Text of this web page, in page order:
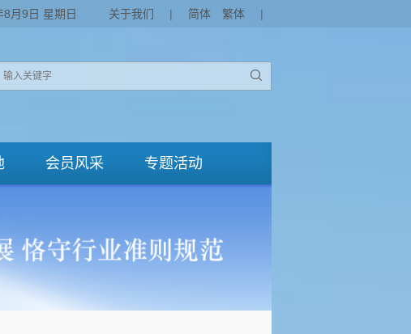
月9日 星期日 关于我们 | 简体 繁体 |

会员风采 专题活动